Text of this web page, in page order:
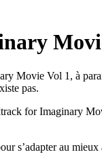
Movie Vol 1, à
pas.
for Imaginary
s’adapter au